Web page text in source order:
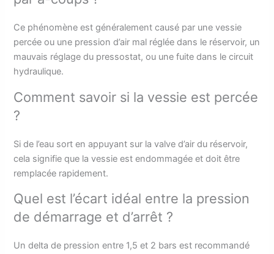
Ce phénomène est généralement causé par une vessie
percée ou une pression d’air mal réglée dans le réservoir, un
mauvais réglage du pressostat, ou une fuite dans le circuit
hydraulique.
Comment savoir si la vessie est percée
?
Si de l’eau sort en appuyant sur la valve d’air du réservoir,
cela signifie que la vessie est endommagée et doit être
remplacée rapidement.
Quel est l’écart idéal entre la pression
de démarrage et d’arrêt ?
Un delta de pression entre 1,5 et 2 bars est recommandé